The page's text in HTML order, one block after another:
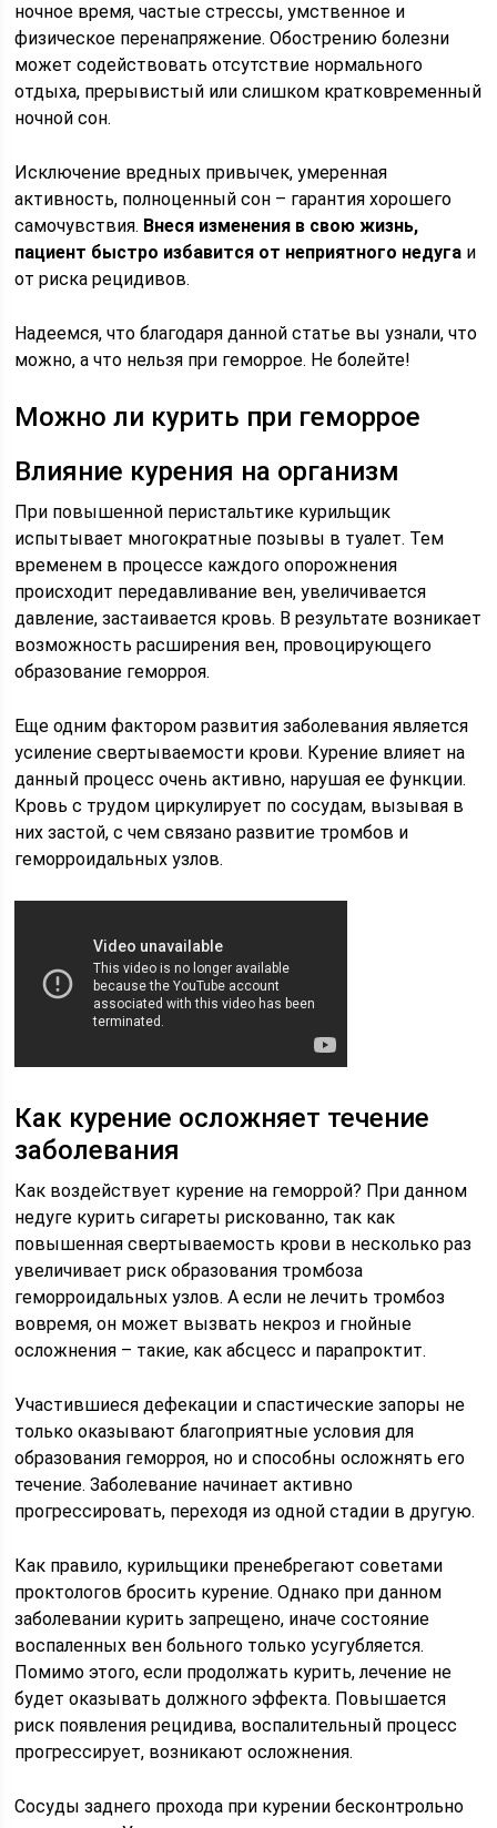
ночное время, частые стрессы, умственное и
физическое перенапряжение. Обострению болезни
может содействовать отсутствие нормального
отдыха, прерывистый или слишком кратковременный
ночной сон.
Исключение вредных привычек, умеренная
активность, полноценный сон – гарантия хорошего
самочувствия. Внеся изменения в свою жизнь,
пациент быстро избавится от неприятного недуга и
от риска рецидивов.
Надеемся, что благодаря данной статье вы узнали, что
можно, а что нельзя при геморрое. Не болейте!
Можно ли курить при геморрое
Влияние курения на организм
При повышенной перистальтике курильщик
испытывает многократные позывы в туалет. Тем
временем в процессе каждого опорожнения
происходит передавливание вен, увеличивается
давление, застаивается кровь. В результате возникает
возможность расширения вен, провоцирующего
образование геморроя.
Еще одним фактором развития заболевания является
усиление свертываемости крови. Курение влияет на
данный процесс очень активно, нарушая ее функции.
Кровь с трудом циркулирует по сосудам, вызывая в
них застой, с чем связано развитие тромбов и
геморроидальных узлов.
Как курение осложняет течение
заболевания
Как воздействует курение на геморрой? При данном
недуге курить сигареты рискованно, так как
повышенная свертываемость крови в несколько раз
увеличивает риск образования тромбоза
геморроидальных узлов. А если не лечить тромбоз
вовремя, он может вызвать некроз и гнойные
осложнения – такие, как абсцесс и парапроктит.
Участившиеся дефекации и спастические запоры не
только оказывают благоприятные условия для
образования геморроя, но и способны осложнять его
течение. Заболевание начинает активно
прогрессировать, переходя из одной стадии в другую.
Как правило, курильщики пренебрегают советами
проктологов бросить курение. Однако при данном
заболевании курить запрещено, иначе состояние
воспаленных вен больного только усугубляется.
Помимо этого, если продолжать курить, лечение не
будет оказывать должного эффекта. Повышается
риск появления рецидива, воспалительный процесс
прогрессирует, возникают осложнения.
Сосуды заднего прохода при курении бесконтрольно